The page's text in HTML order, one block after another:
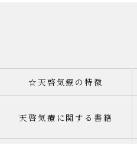
☆天啓気療の特徴
天啓気療に関する書籍